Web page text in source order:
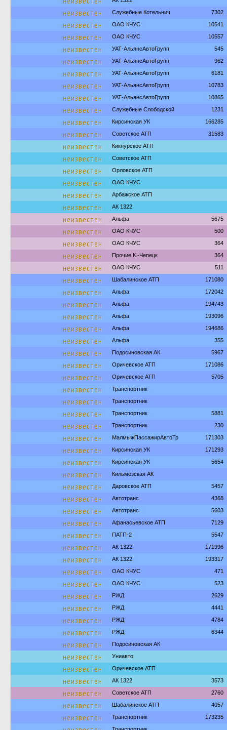
неизвестен Служебные Котельнич 7302
неизвестен ОАО КЧУС 10541
неизвестен ОАО КЧУС 10557
неизвестен УАТ-АльянсАвтоГрупп 545
неизвестен УАТ-АльянсАвтоГрупп 962
неизвестен УАТ-АльянсАвтоГрупп 6181
неизвестен УАТ-АльянсАвтоГрупп 10783
неизвестен УАТ-АльянсАвтоГрупп 10865
неизвестен Служебные Слободской 1231
неизвестен Кирсинская УК 166285
неизвестен Советское АТП 31583
неизвестен Кикнурское АТП
неизвестен Советское АТП
неизвестен Орловское АТП
неизвестен ОАО КЧУС
неизвестен Арбажское АТП
неизвестен АК 1322
неизвестен Альфа 5675
неизвестен ОАО КЧУС 500
неизвестен ОАО КЧУС 364
неизвестен Прочие К.-Чепецк 364
неизвестен ОАО КЧУС 511
неизвестен Шабалинское АТП 171080
неизвестен Альфа 172042
неизвестен Альфа 194743
неизвестен Альфа 193096
неизвестен Альфа 194686
неизвестен Альфа 355
неизвестен Подосиновская АК 5967
неизвестен Оричевское АТП 171086
неизвестен Оричевское АТП 5705
неизвестен Транспортник
неизвестен Транспортник
неизвестен Транспортник 5881
неизвестен Транспортник 230
неизвестен МалмыжПассажирАвтоТр 171303
неизвестен Кирсинская УК 171293
неизвестен Кирсинская УК 5654
неизвестен Кильмезская АК
неизвестен Даровское АТП 5457
неизвестен Автотранс 4368
неизвестен Автотранс 5603
неизвестен Афанасьевское АТП 7129
неизвестен ПАТП-2 5547
неизвестен АК 1322 171996
неизвестен АК 1322 193317
неизвестен ОАО КЧУС 471
неизвестен ОАО КЧУС 523
неизвестен РЖД 2629
неизвестен РЖД 4441
неизвестен РЖД 4784
неизвестен РЖД 6344
неизвестен Подосиновская АК
неизвестен Униавто
неизвестен Оричевское АТП
неизвестен АК 1322 3573
неизвестен Советское АТП 2760
неизвестен Шабалинское АТП 4057
неизвестен Транспортник 173235